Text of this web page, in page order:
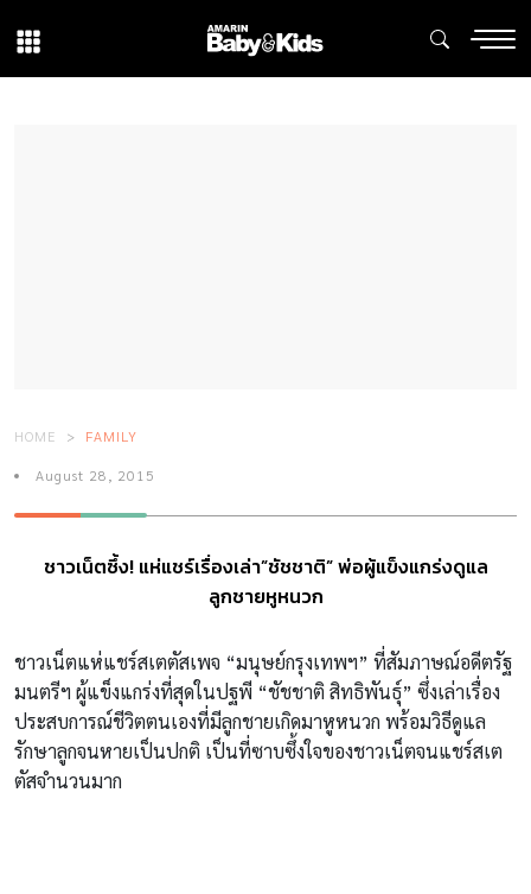
HOME FAMILY
August 28, 2015
ชาวเน็ตซึ้ง! แห่แชร์เรื่องเล่า”ชัชชาติ” พ่อผู้แข็งแกร่งดูแล
ลูกชายหูหนวก
ชาวเน็ตแห่แชร์สเตตัสเพจ “มนุษย์กรุงเทพฯ” ที่สัมภาษณ์อดีตรัฐ
มนตรีฯ ผู้แข็งแกร่งที่สุดในปฐพี “ชัชชาติ สิทธิพันธุ์” ซึ่งเล่าเรื่อง
ประสบการณ์ชีวิตตนเองที่มีลูกชายเกิดมาหูหนวก พร้อมวิธีดูแล
รักษาลูกจนหายเป็นปกติ เป็นที่ซาบซึ้งใจของชาวเน็ตจนแชร์สเต
ตัสจำนวนมาก